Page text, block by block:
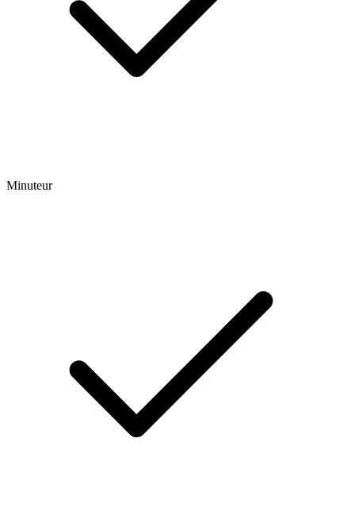
Minuteur